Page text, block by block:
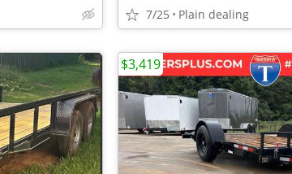
7/25 Plain dealing
$3,419